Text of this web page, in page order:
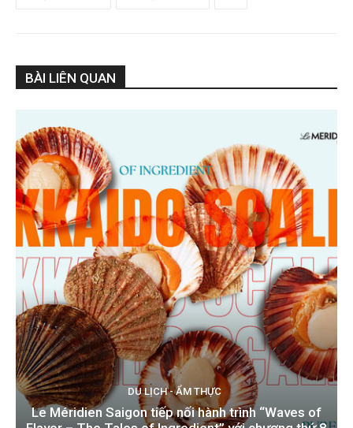
BÀI LIÊN QUAN
DU LỊCH - ẨM THỰC
Le Méridien Saigon tiếp nối hành trình “Waves of